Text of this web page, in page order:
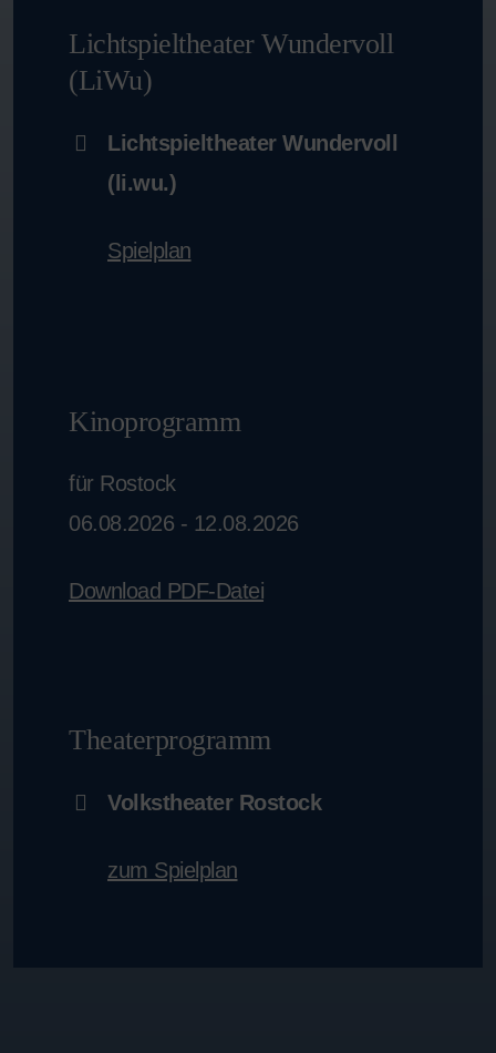
Lichtspieltheater Wundervoll
(LiWu)
Lichtspieltheater Wundervoll
(li.wu.)
Spielplan
Kinoprogramm
für Rostock
06.08.2026 - 12.08.2026
Download PDF-Datei
Theaterprogramm
Volkstheater Rostock
zum Spielplan